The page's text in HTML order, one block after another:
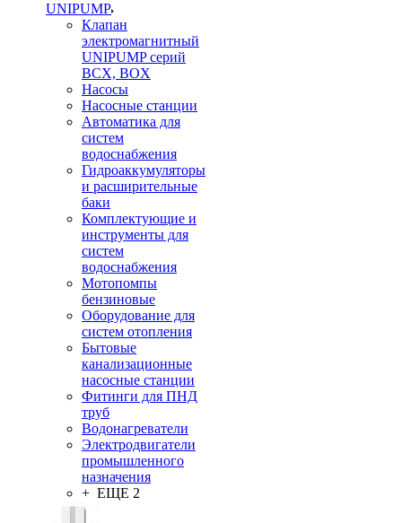
UNIPUMP
Клапан
электромагнитный
UNIPUMP серий
BCX, BOX
Насосы
Насосные станции
Автоматика для
систем
водоснабжения
Гидроаккумуляторы
и расширительные
баки
Комплектующие и
инструменты для
систем
водоснабжения
Мотопомпы
бензиновые
Оборудование для
систем отопления
Бытовые
канализационные
насосные станции
Фитинги для ПНД
труб
Водонагреватели
Электродвигатели
промышленного
назначения
+ ЕЩЕ 2